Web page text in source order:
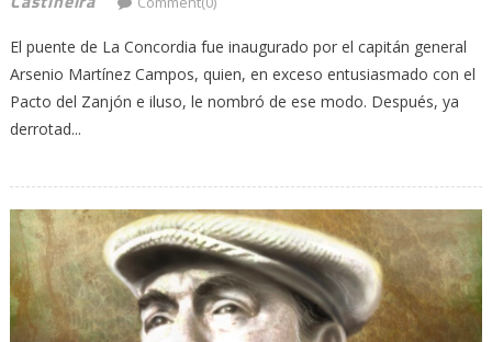
El puente de La Concordia fue inaugurado por el capitán general
Arsenio Martínez Campos, quien, en exceso entusiasmado con el
Pacto del Zanjón e iluso, le nombró de ese modo. Después, ya
derrotad...